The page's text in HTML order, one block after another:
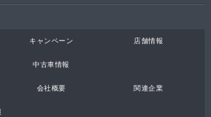
キャンペーン 店舗情報
中古車情報
会社概要 関連企業